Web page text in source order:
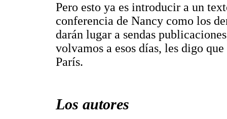
Pero esto ya es introducir a un
conferencia de Nancy como los
darán lugar a sendas
volvamos a esos días, les digo
París.
Los autores